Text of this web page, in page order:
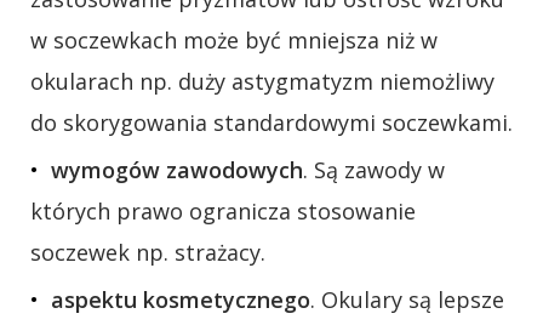
w soczewkach może być mniejsza niż w
okularach np. duży astygmatyzm niemożliwy
do skorygowania standardowymi soczewkami.
wymogów zawodowych. Są zawody w
których prawo ogranicza stosowanie
soczewek np. strażacy.
aspektu kosmetycznego. Okulary są lepsze